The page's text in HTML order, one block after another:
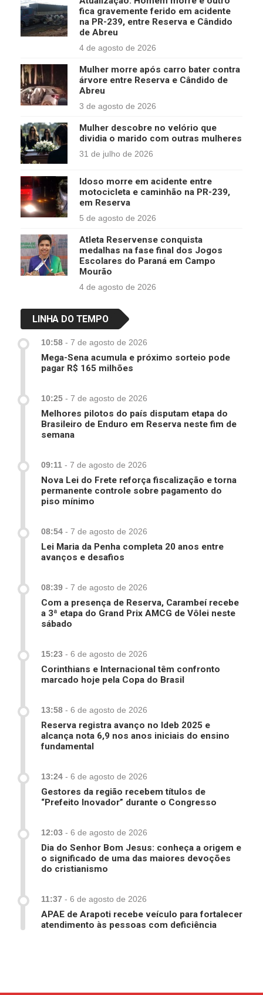
fica gravemente ferido em acidente
na PR-239, entre Reserva e Cândido
de Abreu
4 de agosto de 2026
Mulher morre após carro bater contra
árvore entre Reserva e Cândido de
Abreu
3 de agosto de 2026
Mulher descobre no velório que
dividia o marido com outras mulheres
31 de julho de 2026
Idoso morre em acidente entre
motocicleta e caminhão na PR-239,
em Reserva
5 de agosto de 2026
Atleta Reservense conquista
medalhas na fase final dos Jogos
Escolares do Paraná em Campo
Mourão
4 de agosto de 2026
LINHA DO TEMPO
10:58 - 7 de agosto de 2026
Mega-Sena acumula e próximo sorteio pode
pagar R$ 165 milhões
10:25 - 7 de agosto de 2026
Melhores pilotos do país disputam etapa do
Brasileiro de Enduro em Reserva neste fim de
semana
09:11 - 7 de agosto de 2026
Nova Lei do Frete reforça fiscalização e torna
permanente controle sobre pagamento do
piso mínimo
08:54 - 7 de agosto de 2026
Lei Maria da Penha completa 20 anos entre
avanços e desafios
08:39 - 7 de agosto de 2026
Com a presença de Reserva, Carambeí recebe
a 3ª etapa do Grand Prix AMCG de Vôlei neste
sábado
15:23 - 6 de agosto de 2026
Corinthians e Internacional têm confronto
marcado hoje pela Copa do Brasil
13:58 - 6 de agosto de 2026
Reserva registra avanço no Ideb 2025 e
alcança nota 6,9 nos anos iniciais do ensino
fundamental
13:24 - 6 de agosto de 2026
Gestores da região recebem títulos de
“Prefeito Inovador” durante o Congresso
12:03 - 6 de agosto de 2026
Dia do Senhor Bom Jesus: conheça a origem e
o significado de uma das maiores devoções
do cristianismo
11:37 - 6 de agosto de 2026
APAE de Arapoti recebe veículo para fortalecer
atendimento às pessoas com deficiência